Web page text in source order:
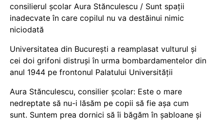
consilierul școlar Aura Stănculescu / Sunt spații
inadecvate în care copilul nu va destăinui nimic
niciodată
Universitatea din București a reamplasat vulturul și
cei doi grifoni distruși în urma bombardamentelor din
anul 1944 pe frontonul Palatului Universității
Aura Stănculescu, consilier școlar: Este o mare
nedreptate să nu-i lăsăm pe copii să fie așa cum
sunt. Suntem prea dornici să îi băgăm în șabloane și